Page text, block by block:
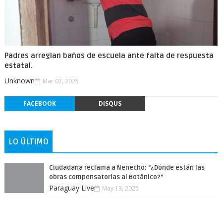
Padres arreglan baños de escuela ante falta de respuesta
estatal.
Unknown Mar 07, 2025
FACEBOOK DISQUS
LO ÚLTIMO
Ciudadana reclama a Nenecho: "¿Dónde están las
obras compensatorias al Botánico?”
Paraguay Live May 13, 2025